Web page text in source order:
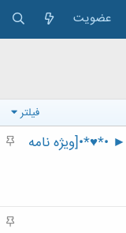
عضویت
فیلتر
م
•*♥*•[ویژه نامه
م